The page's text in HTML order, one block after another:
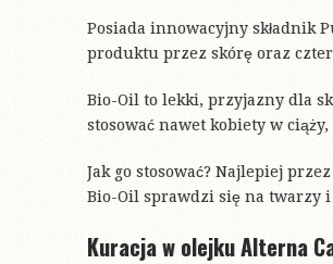
Posiada innowacyjny składnik
produktu przez skórę oraz
Bio-Oil to lekki, przyjazny dla
stosować nawet kobiety w
Jak go stosować? Najlepiej
Bio-Oil sprawdzi się na twarzy i
Kuracja w olejku Alterna